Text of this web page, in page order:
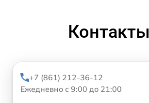
Контакты
+7 (861) 212-36-12
Ежедневно с 9:00 до 21:00